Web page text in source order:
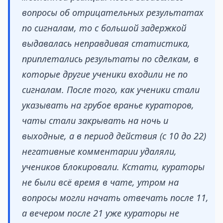
вопросы об отрицательных результатах
по сигналам, то с большой задержкой
выдавалась неправдивая статистика,
приплетались результаты по сделкам, в
которые другие ученики входили не по
сигналам. После того, как ученики стали
указывать на грубое вранье кураторов,
чаты стали закрывать на ночь и
выходные, а в период действия (с 10 до 22)
негативные комментарии удаляли,
учеников блокировали. Кстати, кураторы
не были всё время в чате, утром на
вопросы могли начать отвечать после 11,
а вечером после 21 уже кураторы не